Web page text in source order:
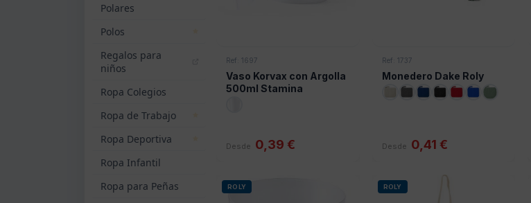
Polares
Polos
Regalos para
niños
Ropa Colegios
Ropa de Trabajo
Ropa Deportiva
Ropa Infantil
Ropa para Peñas
Ref: 1697
Vaso Korvax con Argolla
500ml Stamina
Desde 0,39 €
Ref: 1737
Monedero Dake Roly
Desde 0,41 €
ROLY ROLY